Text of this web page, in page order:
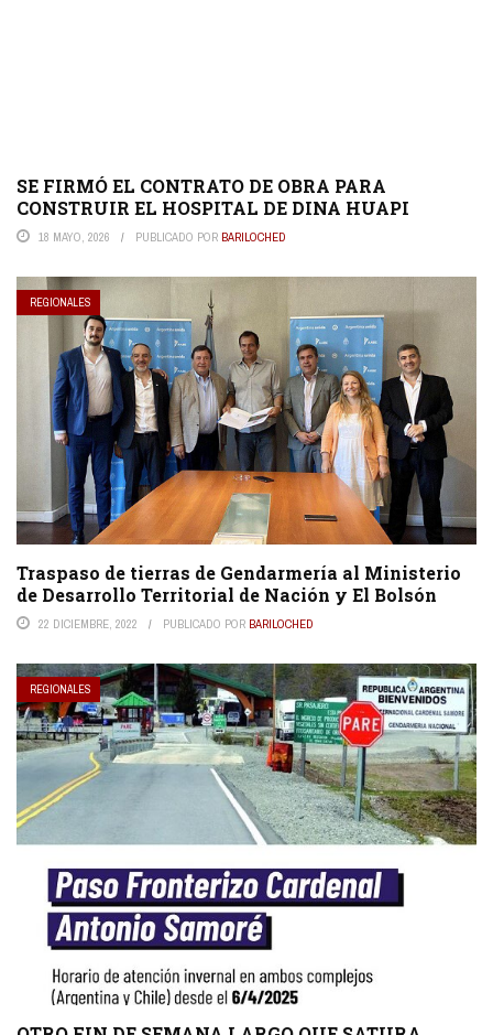
SE FIRMÓ EL CONTRATO DE OBRA PARA
CONSTRUIR EL HOSPITAL DE DINA HUAPI
18 MAYO, 2026 PUBLICADO POR BARILOCHED
REGIONALES
Traspaso de tierras de Gendarmería al Ministerio
de Desarrollo Territorial de Nación y El Bolsón
22 DICIEMBRE, 2022 PUBLICADO POR BARILOCHED
REGIONALES